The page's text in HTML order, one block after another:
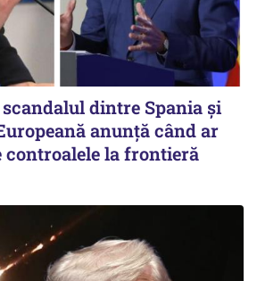
dintre Spania și
anunță când ar
controalele la frontieră